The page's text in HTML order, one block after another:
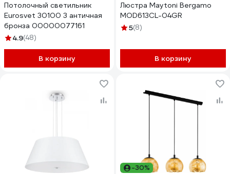
Потолочный светильник
Eurosvet 30100 3 античная
бронза 00000077161
4.9(48)
В корзину
Люстра Maytoni Bergamo
MOD613CL-04GR
5(8)
В корзину
-30%